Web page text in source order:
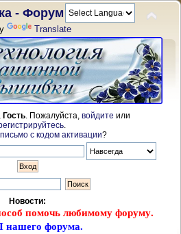
- Форум
Translate
Гость. Пожалуйста, войдите или
письмо с кодом активации?
Новости:
помочь любимому форуму.
нашего форума.